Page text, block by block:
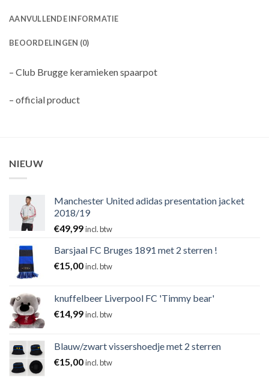
AANVULLENDE INFORMATIE
BEOORDELINGEN (0)
– Club Brugge keramieken spaarpot
– official product
NIEUW
Manchester United adidas presentation jacket
2018/19
€49,99incl. btw
Barsjaal FC Bruges 1891 met 2 sterren !
€15,00incl. btw
knuffelbeer Liverpool FC 'Timmy bear'
€14,99incl. btw
Blauw/zwart vissershoedje met 2 sterren
€15,00incl. btw